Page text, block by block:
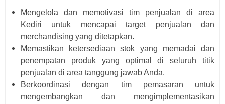
Mengelola dan memotivasi tim penjualan di area
Kediri untuk mencapai target penjualan dan
merchandising yang ditetapkan.
Memastikan ketersediaan stok yang memadai dan
penempatan produk yang optimal di seluruh titik
penjualan di area tanggung jawab Anda.
Berkoordinasi dengan tim pemasaran untuk
mengembangkan dan mengimplementasikan